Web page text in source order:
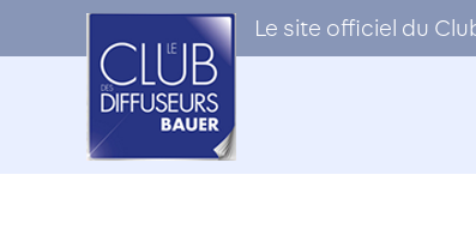
Le site officiel du